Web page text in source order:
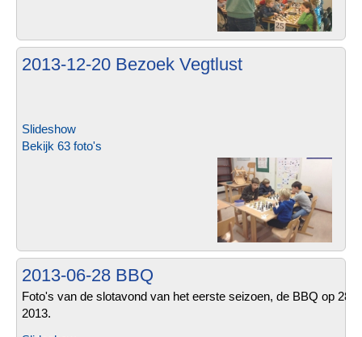
2013-12-20 Bezoek Vegtlust
Slideshow
Bekijk 63 foto's
2013-06-28 BBQ
Foto's van de slotavond van het eerste seizoen, de BBQ op 28
2013.